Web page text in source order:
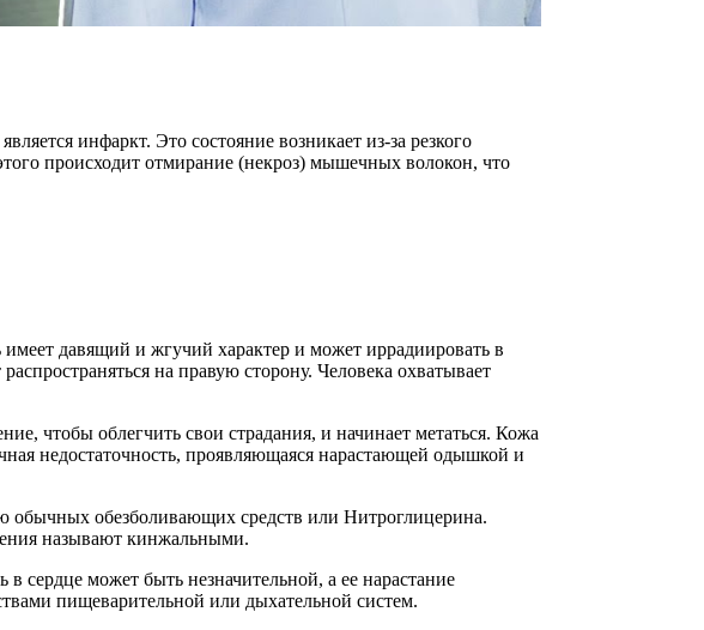
инфаркт. Это состояние возникает из-за резкого
происходит отмирание (некроз) мышечных волокон, что
давящий и жгучий характер и может иррадиировать в
на правую сторону. Человека охватывает
чтобы облегчить свои страдания, и начинает метаться. Кожа
недостаточность, проявляющаяся нарастающей одышкой и
обычных обезболивающих средств или Нитроглицерина.
называют кинжальными.
сердце может быть незначительной, а ее нарастание
пищеварительной или дыхательной систем.